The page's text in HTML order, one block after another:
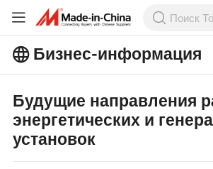
Бизнес-информация
популярными статьями на Бизнес-
информация!
Будущие направления
энергетических и
установок